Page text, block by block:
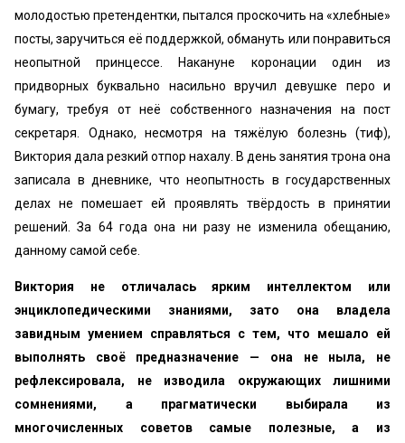
молодостью претендентки, пытался проскочить на «хлебные»
посты, заручиться её поддержкой, обмануть или понравиться
неопытной принцессе. Накануне коронации один из
придворных буквально насильно вручил девушке перо и
бумагу, требуя от неё собственного назначения на пост
секретаря. Однако, несмотря на тяжёлую болезнь (тиф),
Виктория дала резкий отпор нахалу. В день занятия трона она
записала в дневнике, что неопытность в государственных
делах не помешает ей проявлять твёрдость в принятии
решений. За 64 года она ни разу не изменила обещанию,
данному самой себе.
Виктория не отличалась ярким интеллектом или
энциклопедическими знаниями, зато она владела
завидным умением справляться с тем, что мешало ей
выполнять своё предназначение — она не ныла, не
рефлексировала, не изводила окружающих лишними
сомнениями, а прагматически выбирала из
многочисленных советов самые полезные, а из